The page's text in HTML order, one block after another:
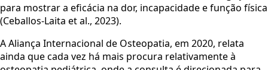
para mostrar a eficácia na dor, incapacidade e função física
(Ceballos-Laita et al., 2023).
A Aliança Internacional de Osteopatia, em 2020, relata
ainda que cada vez há mais procura relativamente à